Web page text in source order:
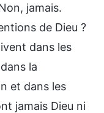
jamais.
de Dieu ?
dans les
la
et dans les
jamais Dieu ni